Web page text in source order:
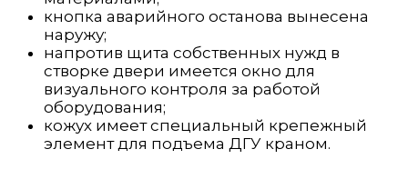
кнопка аварийного останова вынесена
наружу;
напротив щита собственных нужд в
створке двери имеется окно для
визуального контроля за работой
оборудования;
кожух имеет специальный крепежный
элемент для подъема ДГУ краном.